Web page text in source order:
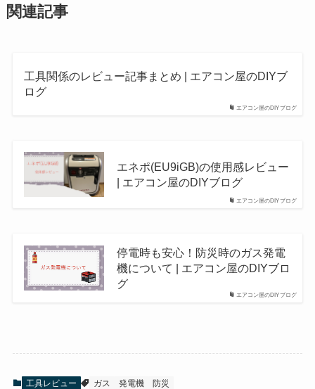
関連記事
エアコン屋のDIYブログ
工具関係のレビュー記事まとめ | エアコン屋のDIYブ
ログ
エアコン屋のDIYブログ
エネポ(EU9iGB)の使用感レビュー
| エアコン屋のDIYブログ
エアコン屋のDIYブログ
停電時も安心！防災時のガス発電
機について | エアコン屋のDIYブロ
グ
工具レビュー ガス 発電機 防災